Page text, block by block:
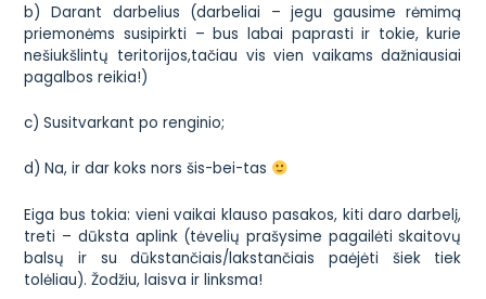
b) Darant darbelius (darbeliai – jegu gausime rėmimą
priemonėms susipirkti – bus labai paprasti ir tokie, kurie
nešiukšlintų teritorijos,tačiau vis vien vaikams dažniausiai
pagalbos reikia!)
c) Susitvarkant po renginio;
d) Na, ir dar koks nors šis-bei-tas
Eiga bus tokia: vieni vaikai klauso pasakos, kiti daro darbelį,
treti – dūksta aplink (tėvelių prašysime pagailėti skaitovų
balsų ir su dūkstančiais/lakstančiais paėjėti šiek tiek
tolėliau). Žodžiu, laisva ir linksma!